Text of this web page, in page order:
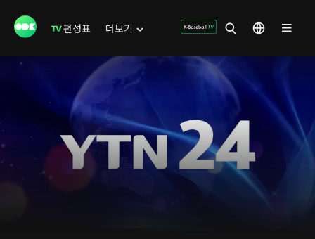
편성표 더보기